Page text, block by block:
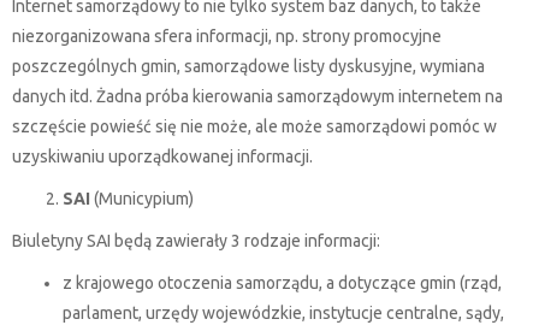
Internet samorządowy to nie tylko system baz danych, to także
niezorganizowana sfera informacji, np. strony promocyjne
poszczególnych gmin, samorządowe listy dyskusyjne, wymiana
danych itd. Żadna próba kierowania samorządowym internetem na
szczęście powieść się nie może, ale może samorządowi pomóc w
uzyskiwaniu uporządkowanej informacji.
SAI (Municypium)
Biuletyny SAI będą zawierały 3 rodzaje informacji:
z krajowego otoczenia samorządu, a dotyczące gmin (rząd,
parlament, urzędy wojewódzkie, instytucje centralne, sądy,